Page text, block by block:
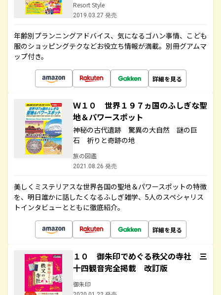
Resort Style
2019.03.27 発売
年齢別プランニングアドバイス、気になるゴハン事情、こども
服のショッピングテクなどお役立ち情報が満載。別冊グアムマ
ップ付き。
詳細を見る
Ｗ１０ 世界１９７ヵ国のふしぎな聖
地＆パワースポット
神秘の古代遺跡 驚異の大自然 謎の巨
石 祈りと奇跡の地
旅の図鑑
2021.08.26 発売
美しくミステリアスな世界各国の聖地＆パワースポットの特徴
を、明日誰かに話したくなるふしぎ雑学、5人のスペシャリス
トインタビューとともに徹底紹介。
詳細を見る
１０ 御朱印でめぐる秩父の寺社 三
十四観音完全掲載 改訂版
御朱印